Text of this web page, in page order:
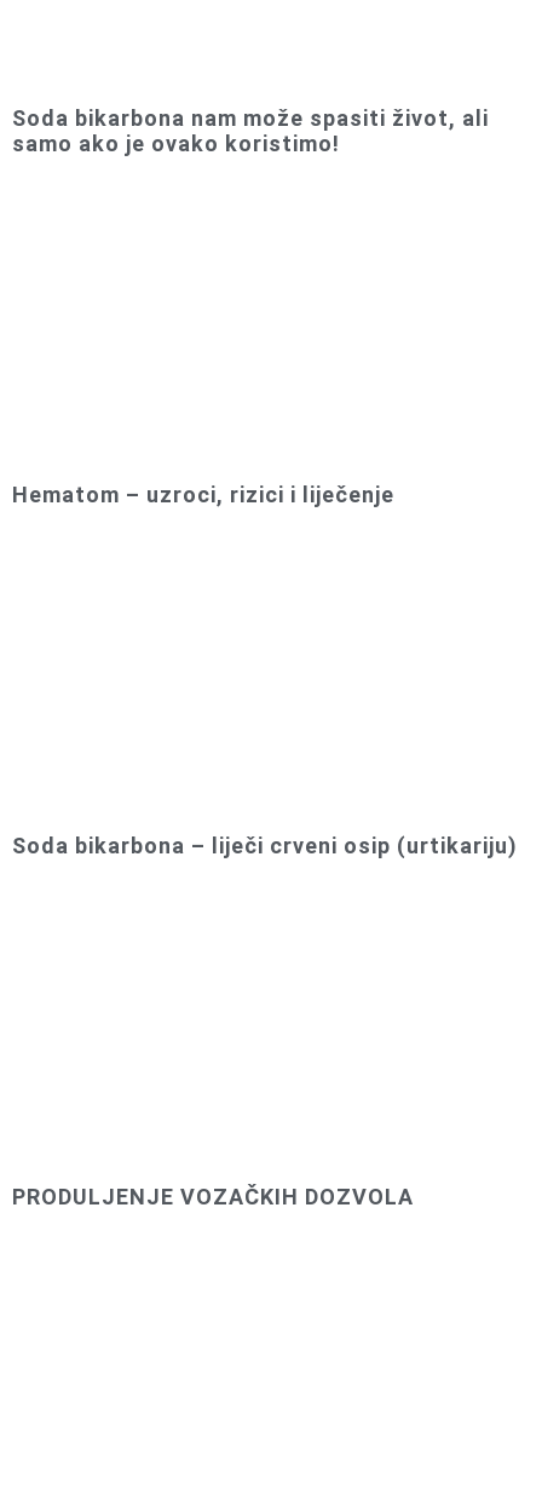
Soda bikarbona nam može spasiti život, ali
samo ako je ovako koristimo!
Hematom – uzroci, rizici i liječenje
Soda bikarbona – liječi crveni osip (urtikariju)
PRODULJENJE VOZAČKIH DOZVOLA